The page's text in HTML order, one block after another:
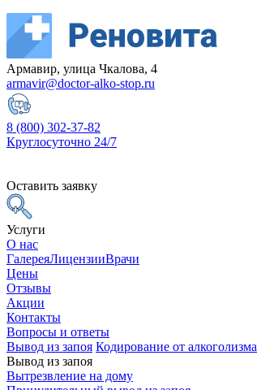
Армавир, улица Чкалова, 4
armavir@doctor-alko-stop.ru
8 (800) 302-37-82
Круглосуточно 24/7
Оставить заявку
Услуги
О нас
ГалереяЛицензииВрачи
Цены
Отзывы
Акции
Контакты
Вопросы и ответы
Вывод из запоя Кодирование от алкоголизма
Вывод из запоя
Вытрезвление на дому